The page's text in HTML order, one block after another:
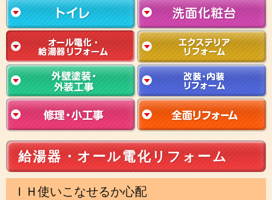
給湯器・オール電化リフォーム
ＩＨ使いこなせるか心配